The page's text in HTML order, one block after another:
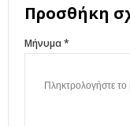
Προσθήκη
Μήνυμα *